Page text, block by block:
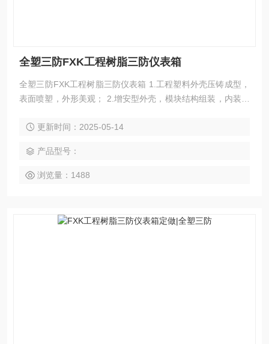
全塑三防FXK工程树脂三防仪表箱
全塑三防FXK工程树脂三防仪表箱 1.工程塑料外壳压铸成型，
表面喷塑，外形美观； 2.增安型外壳，模块结构组装，内装防
壳，内装指示灯、电流表、电压表、按钮、转换个、继电器
更新时间：2025-05-14
产品型号：
浏览量：1488